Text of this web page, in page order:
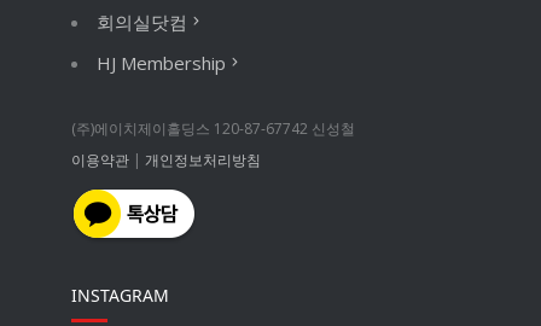
회의실닷컴
HJ Membership
(주)에이치제이홀딩스 120-87-67742 신성철
이용약관 | 개인정보처리방침
INSTAGRAM